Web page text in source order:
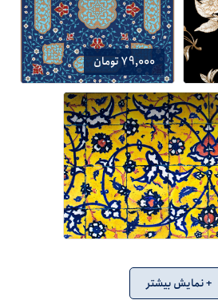
79,000 تومان
+ نمایش بیشتر